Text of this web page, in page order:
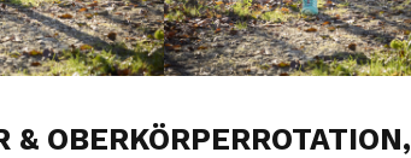
OBERKÖRPERROTATION,